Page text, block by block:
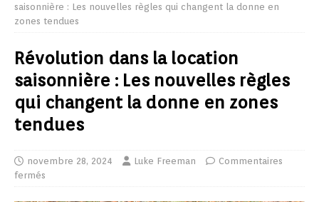
saisonnière : Les nouvelles règles qui changent la donne en
zones tendues
Révolution dans la location
saisonnière : Les nouvelles règles
qui changent la donne en zones
tendues
novembre 28, 2024 Luke Freeman
Commentaires
fermés